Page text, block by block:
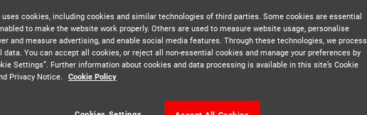
Flexible Umplanung
cookies, including cookies and similar technologies of third parties. Some cookies are essential
to make the website work properly. Others are used to measure website usage, personalise
and measure advertising, and enable social media features. Through these technologies, we process
data. You can accept all cookies, or reject all non-essential cookies and manage your preferences by
Settings”. Further information about cookies and data processing is available in this site’s Cookie
Privacy Notice.
Cookie Policy